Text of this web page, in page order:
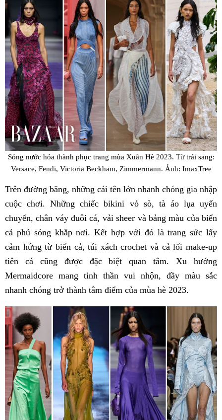
Sóng nước hóa thành phục trang mùa Xuân Hè 2023. Từ trái sang:
Versace, Fendi, Victoria Beckham, Zimmermann. Ảnh: ImaxTree
Trên đường băng, những cái tên lớn nhanh chóng gia nhập
cuộc chơi. Những chiếc bikini vỏ sò, tà áo lụa uyển
chuyển, chân váy đuôi cá, vải sheer và bảng màu của biển
cả phủ sóng khắp nơi. Kết hợp với đó là trang sức lấy
cảm hứng từ biển cả, túi xách crochet và cả lối make-up
tiên cá cũng được đặc biệt quan tâm. Xu hướng
Mermaidcore mang tinh thần vui nhộn, đầy màu sắc
nhanh chóng trở thành tâm điểm của mùa hè 2023.